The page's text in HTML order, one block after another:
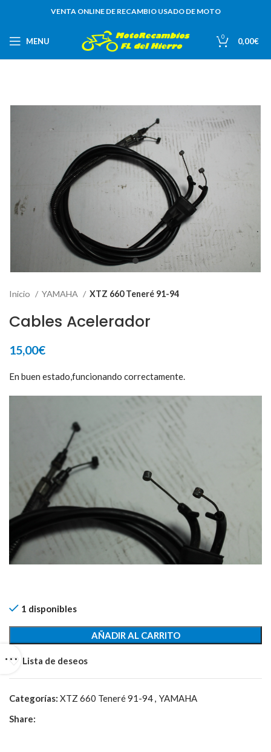
VENTA ONLINE DE RECAMBIO USADO DE MOTO
MENU 0 0,00€
Inicio YAMAHA XTZ 660 Teneré 91-94
Cables Acelerador
15,00€
En buen estado,funcionando correctamente.
1 disponibles
AÑADIR AL CARRITO
Lista de deseos
Categorías: XTZ 660 Teneré 91-94, YAMAHA
Share: